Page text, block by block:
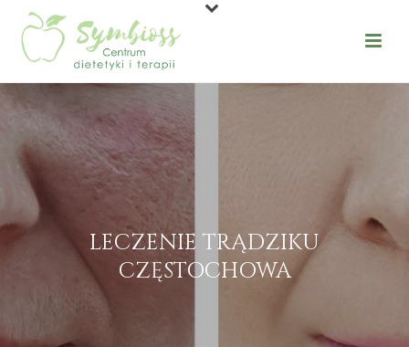
LECZENIE TRĄDZIKU
CZĘSTOCHOWA